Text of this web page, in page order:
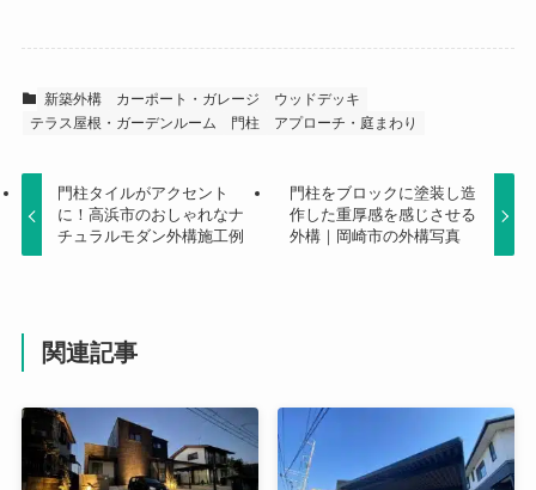
新築外構 カーポート・ガレージ
ウッドデッキ
テラス屋根・ガーデンルーム
門柱 アプローチ・庭まわり
門柱タイルがアクセント
に！高浜市のおしゃれなナ
チュラルモダン外構施工例
門柱をブロックに塗装し造
作した重厚感を感じさせる
外構｜岡崎市の外構写真
関連記事